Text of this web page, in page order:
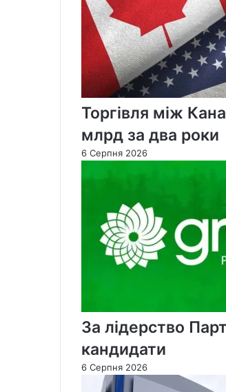
Торгівля між
млрд за два роки
6 Серпня 2026
За лідерство
кандидати
6 Серпня 2026